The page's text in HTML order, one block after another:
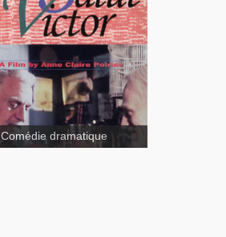
Comédie dramatique